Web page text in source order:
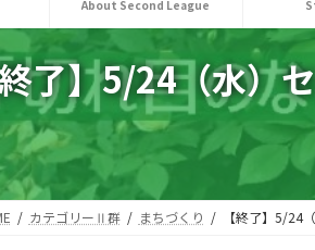
About Second League
終了】5/24（水）
カテゴリーⅡ群 まちづくり 【終了】5/24